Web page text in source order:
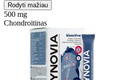
Rodyti mažiau
500 mg
Chondroitinas